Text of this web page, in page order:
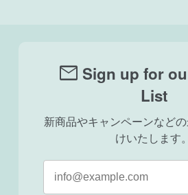
mail Sign up for
List
新商品やキャンペーンなど
けいたします。